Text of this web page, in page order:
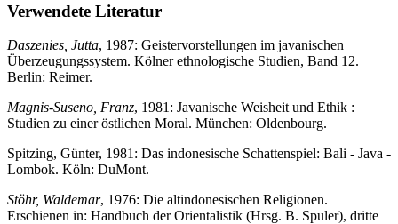
Verwendete Literatur
Daszenies, Jutta, 1987: Geistervorstellungen im javanischen
Überzeugungssystem. Kölner ethnologische Studien, Band 12.
Berlin: Reimer.
Magnis-Suseno, Franz, 1981: Javanische Weisheit und Ethik :
Studien zu einer östlichen Moral. München: Oldenbourg.
Spitzing, Günter, 1981: Das indonesische Schattenspiel: Bali - Java -
Lombok. Köln: DuMont.
Stöhr, Waldemar, 1976: Die altindonesischen Religionen.
Erschienen in: Handbuch der Orientalistik (Hrsg. B. Spuler), dritte